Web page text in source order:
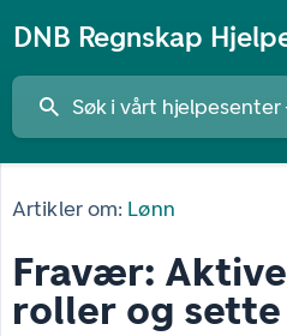
DNB Regnskap
Artikler om: Lønn
Fravær:
roller og